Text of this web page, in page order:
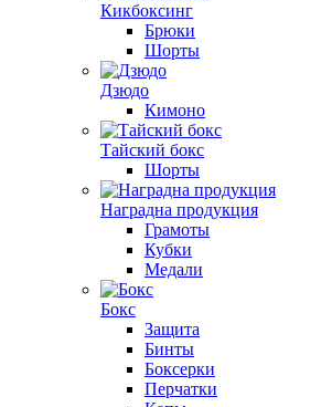
Кикбоксинг
Брюки
Шорты
Дзюдо
Кимоно
Тайский бокс
Шорты
Наградна продукция
Грамоты
Кубки
Медали
Бокс
Защита
Бинты
Боксерки
Перчатки